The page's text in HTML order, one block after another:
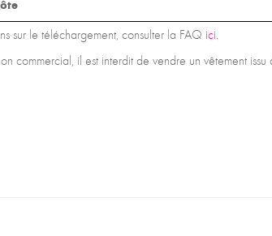
sur le téléchargement, consulter la FAQ ici.
commercial, il est interdit de vendre un vêtement